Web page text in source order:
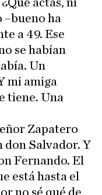
–bueno ha
a 49. Ese
se habían
Un
mi amiga
tiene. Una
Zapatero
don Salvador. Y
Fernando. El
está hasta el
no sé qué de